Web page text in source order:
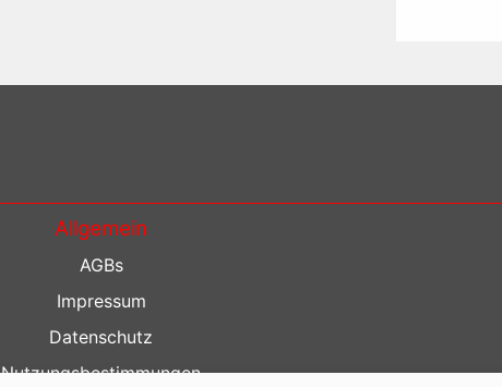
Allgemein
AGBs
Impressum
Datenschutz
Nutzungsbestimmungen